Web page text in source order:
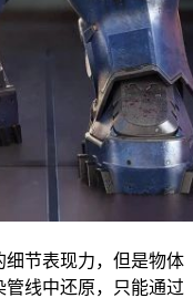
节表现力，但是物体
线中还原，只能通过